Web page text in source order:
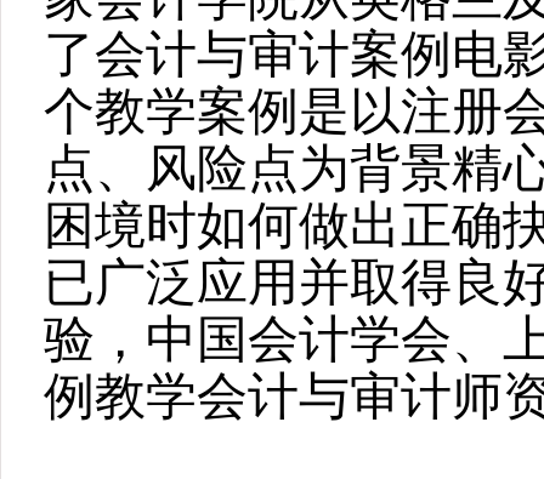
了会计与审计案例电
个教学案例是以注册
点、风险点为背景精
困境时如何做出正确
已广泛应用并取得良
验，中国会计学会、
例教学会计与审计师